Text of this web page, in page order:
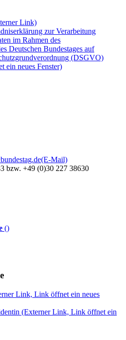
Link)
zur Verarbeitung
im Rahmen des
Deutschen Bundestages auf
(DSGVO)
ein neues Fenster)
(E-Mail)
bzw. +49 (0)30 227 38630
()
Link, Link öffnet ein neues
(Externer Link, Link öffnet ein